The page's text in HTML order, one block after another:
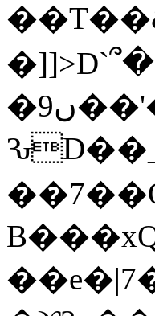
��T
�9ں��'��d�)���(�[����%��u��ȁ�2'=�Yn�!